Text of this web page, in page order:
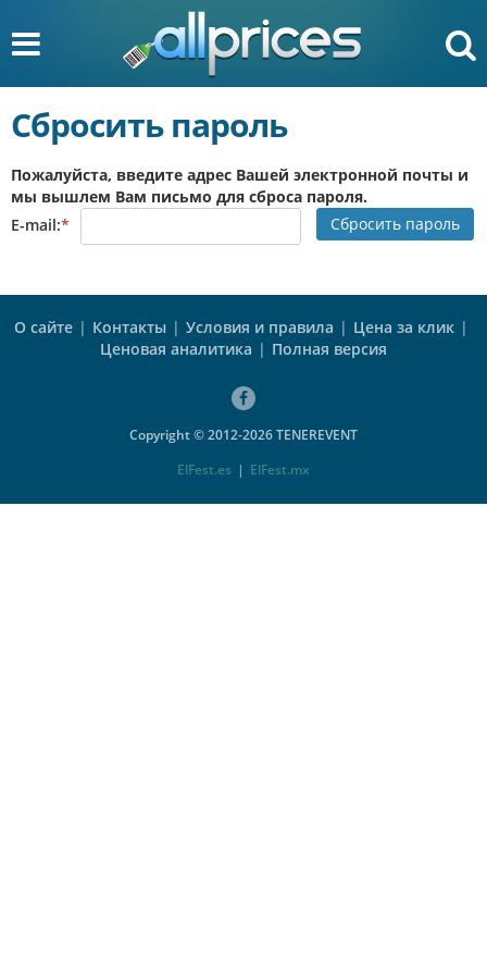
Сбросить пароль
Пожалуйста, введите адрес Вашей электронной почты и
мы вышлем Вам письмо для сброса пароля.
E-mail:* Сбросить пароль
О сайте | Контакты | Условия и правила | Цена за клик |
Ценовая аналитика | Полная версия
Copyright © 2012-2026 TENEREVENT
ElFest.es | ElFest.mx